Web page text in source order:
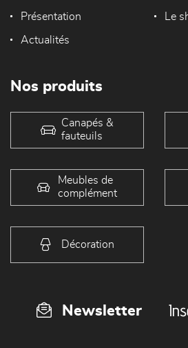
Présentation Le
Actualités
Nos produits
Canapés &
fauteuils
Meubles de
complément
Décoration
Newsletter